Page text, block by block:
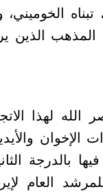
تبناه
الذين
لهذا
الإخوان
بالدرجة
العام